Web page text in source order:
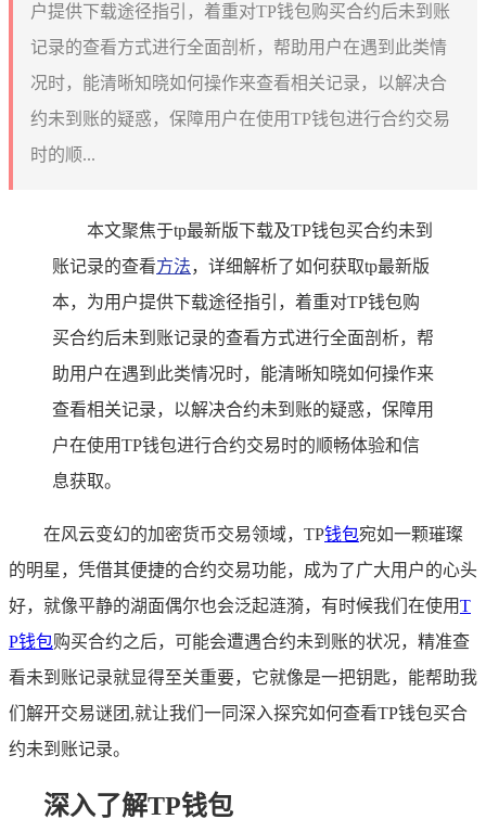
户提供下载途径指引，着重对TP钱包购买合约后未到账
记录的查看方式进行全面剖析，帮助用户在遇到此类情
况时，能清晰知晓如何操作来查看相关记录，以解决合
约未到账的疑惑，保障用户在使用TP钱包进行合约交易
时的顺...
本文聚焦于tp最新版下载及TP钱包买合约未到
账记录的查看方法，详细解析了如何获取tp最新版
本，为用户提供下载途径指引，着重对TP钱包购
买合约后未到账记录的查看方式进行全面剖析，帮
助用户在遇到此类情况时，能清晰知晓如何操作来
查看相关记录，以解决合约未到账的疑惑，保障用
户在使用TP钱包进行合约交易时的顺畅体验和信
息获取。
在风云变幻的加密货币交易领域，TP钱包宛如一颗璀璨
的明星，凭借其便捷的合约交易功能，成为了广大用户的心头
好，就像平静的湖面偶尔也会泛起涟漪，有时候我们在使用T
P钱包购买合约之后，可能会遭遇合约未到账的状况，精准查
看未到账记录就显得至关重要，它就像是一把钥匙，能帮助我
们解开交易谜团,就让我们一同深入探究如何查看TP钱包买合
约未到账记录。
深入了解TP钱包